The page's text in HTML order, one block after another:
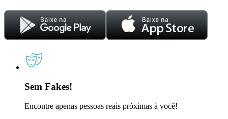
Sem Fakes!
Encontre apenas pessoas reais próximas à você!